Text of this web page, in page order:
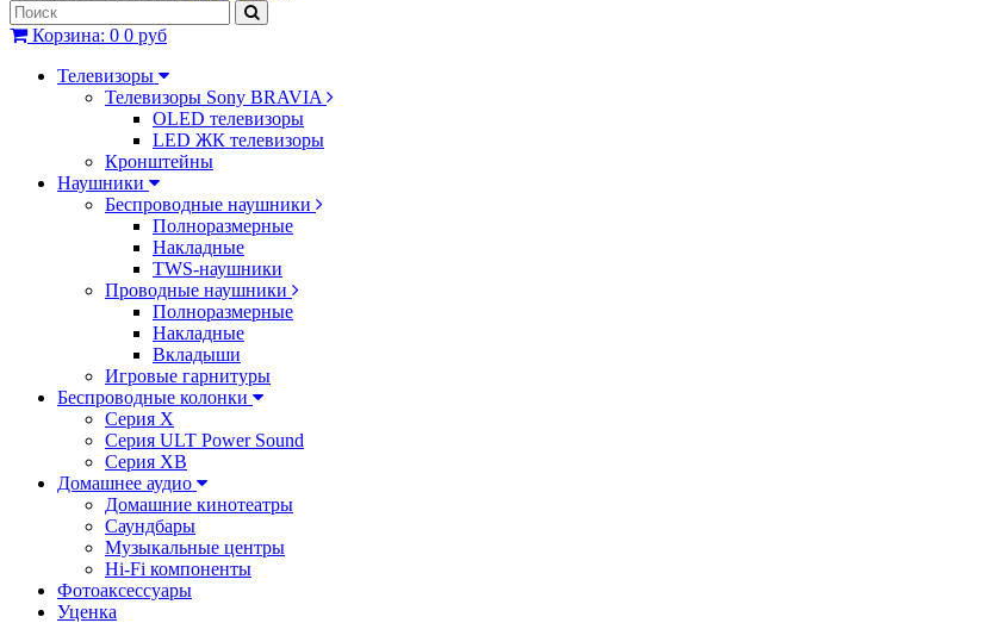
Корзина: 0 0 руб
Телевизоры
Телевизоры Sony BRAVIA
OLED телевизоры
LED ЖК телевизоры
Кронштейны
Наушники
Беспроводные наушники
Полноразмерные
Накладные
TWS-наушники
Проводные наушники
Полноразмерные
Накладные
Вкладыши
Игровые гарнитуры
Беспроводные колонки
Серия X
Серия ULT Power Sound
Серия XB
Домашнее аудио
Домашние кинотеатры
Саундбары
Музыкальные центры
Hi-Fi компоненты
Фотоаксессуары
Уценка